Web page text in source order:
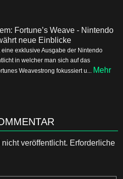
Fortune’s Weave - Nintendo
neue Einblicke
eine exklusive Ausgabe der Nintendo
in welcher man sich auf das
Weavestrong fokussiert u... Mehr
veröffentlicht. Erforderliche